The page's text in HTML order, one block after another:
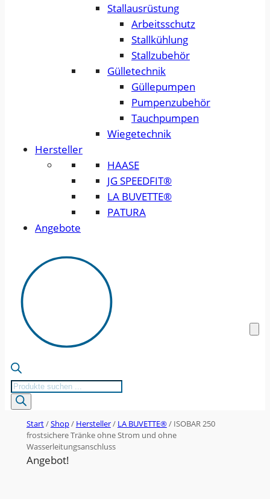
Stallausrüstung
Arbeitsschutz
Stallkühlung
Stallzubehör
Gülletechnik
Güllepumpen
Pumpenzubehör
Tauchpumpen
Wiegetechnik
Hersteller
HAASE
JG SPEEDFIT®
LA BUVETTE®
PATURA
Angebote
Products
search
Start/Shop/ Hersteller/ LA BUVETTE®/ ISOBAR 250
frostsichere Tränke ohne Strom und ohne
Wasserleitungsanschluss
Angebot!